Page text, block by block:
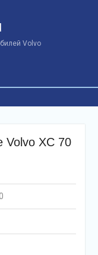
Volvo
Volvo XC 70